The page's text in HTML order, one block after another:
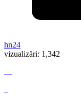
hn24
vizualizări: 1,342